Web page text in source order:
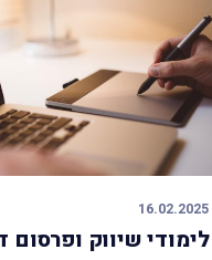
16.02.2025
לימודי שיווק ופרסום